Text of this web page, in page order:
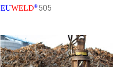
EUWELD® 505